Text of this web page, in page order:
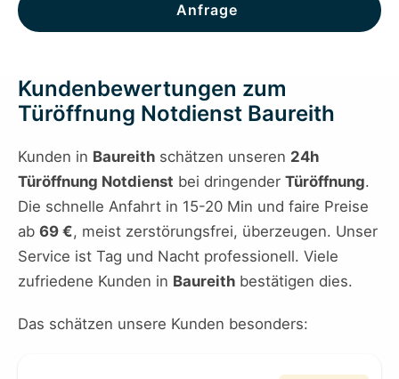
Anfrage
Kundenbewertungen zum
Türöffnung Notdienst Baureith
Kunden in Baureith schätzen unseren 24h
Türöffnung Notdienst bei dringender Türöffnung.
Die schnelle Anfahrt in 15-20 Min und faire Preise
ab 69 €, meist zerstörungsfrei, überzeugen. Unser
Service ist Tag und Nacht professionell. Viele
zufriedene Kunden in Baureith bestätigen dies.
Das schätzen unsere Kunden besonders: